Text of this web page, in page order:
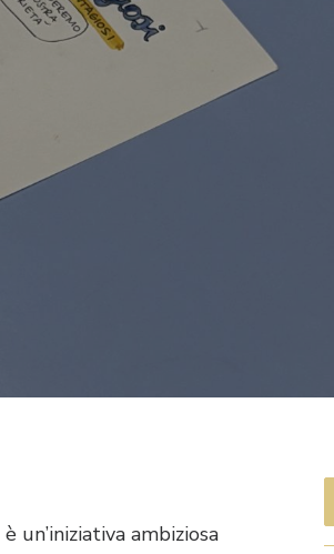
è un’iniziativa ambiziosa